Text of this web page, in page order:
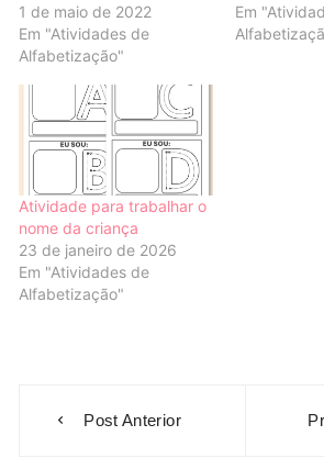
1 de maio de 2022
Em "Atividades de
Alfabetização"
Em
Atividade para trabalhar o
nome da criança
23 de janeiro de 2026
Em "Atividades de
Alfabetização"
Post Anterior